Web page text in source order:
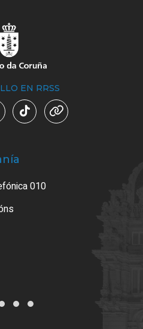
EN RRSS
010